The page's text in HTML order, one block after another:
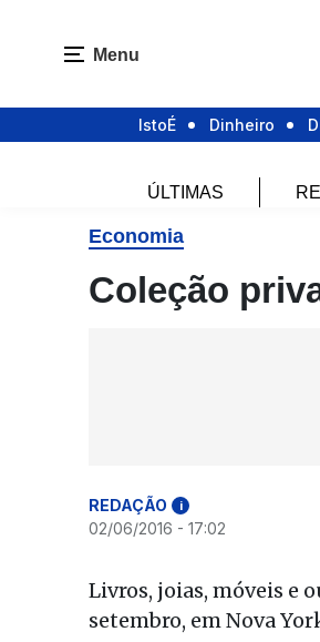
Menu
IstoÉ Dinheiro
ÚLTIMAS
Economia
Coleção
REDAÇÃO i
02/06/2016 - 17:02
Livros, joias, móveis e
setembro, em Nova